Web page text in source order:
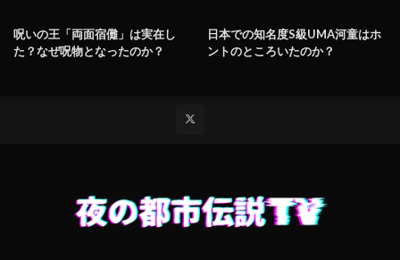
呪いの王「両面宿儺」は実在し
た？なぜ呪物となったのか？
日本での知名度S級UMA河童はホ
ントのところいたのか？